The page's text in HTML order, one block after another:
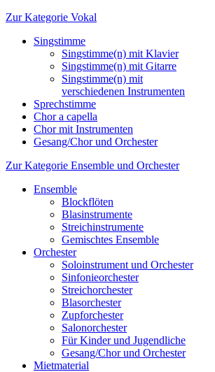
Zur Kategorie Vokal
Singstimme
Singstimme(n) mit Klavier
Singstimme(n) mit Gitarre
Singstimme(n) mit
verschiedenen Instrumenten
Sprechstimme
Chor a capella
Chor mit Instrumenten
Gesang/Chor und Orchester
Zur Kategorie Ensemble und Orchester
Ensemble
Blockflöten
Blasinstrumente
Streichinstrumente
Gemischtes Ensemble
Orchester
Soloinstrument und Orchester
Sinfonieorchester
Streichorchester
Blasorchester
Zupforchester
Salonorchester
Für Kinder und Jugendliche
Gesang/Chor und Orchester
Mietmaterial